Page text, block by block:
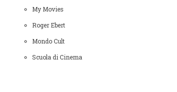
My Movies
Roger Ebert
Mondo Cult
Scuola di Cinema